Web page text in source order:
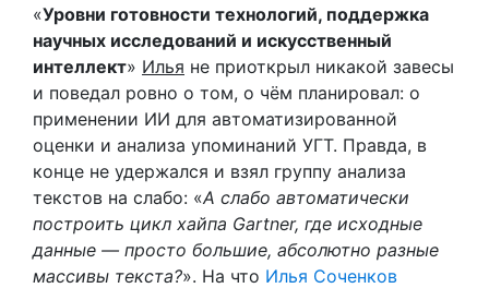
«Уровни готовности технологий, поддержка
научных исследований и искусственный
интеллект» Илья не приоткрыл никакой завесы
и поведал ровно о том, о чём планировал: о
применении ИИ для автоматизированной
оценки и анализа упоминаний УГТ. Правда, в
конце не удержался и взял группу анализа
текстов на слабо: «А слабо автоматически
построить цикл хайпа Gartner, где исходные
данные — просто большие, абсолютно разные
массивы текста?». На что Илья Соченков